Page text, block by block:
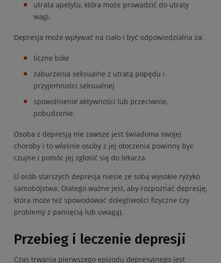
utrata apetytu, która może prowadzić do utraty
wagi.
Depresja może wpływać na ciało i być odpowiedzialna za:
liczne bóle
zaburzenia seksualne z utratą popędu i
przyjemności seksualnej
spowolnienie aktywności lub przeciwnie,
pobudzenie.
Osoba z depresją nie zawsze jest świadoma swojej
choroby i to właśnie osoby z jej otoczenia powinny być
czujne i pomóc jej zgłosić się do lekarza.
U osób starszych depresja niesie ze sobą wysokie ryzyko
samobójstwa. Dlatego ważne jest, aby rozpoznać depresję,
która może też spowodować dolegliwości fizyczne czy
problemy z pamięcią lub uwagą).
Przebieg i leczenie depresji
Czas trwania pierwszego epizodu depresyjnego jest